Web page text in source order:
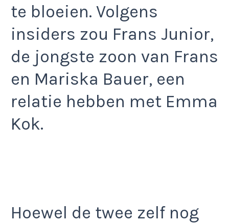
te bloeien. Volgens
insiders zou Frans Junior,
de jongste zoon van Frans
en Mariska Bauer, een
relatie hebben met Emma
Kok.
Hoewel de twee zelf nog